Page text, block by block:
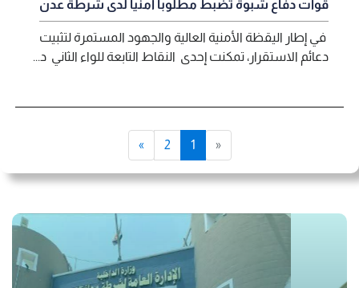
قوات دفاع شبوة تضبط مطلوباً أمنياً لدى شرطة عدن
في إطار اليقظة الأمنية العالية والجهود المستمرة لتثبيت
دعائم الاستقرار، تمكنت إحدى النقاط التابعة للواء الثاني د...
«
1
2
»